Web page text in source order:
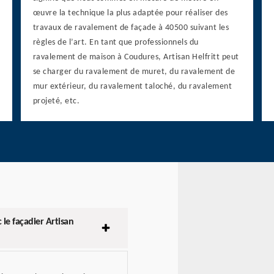
œuvre la technique la plus adaptée pour réaliser des
travaux de ravalement de façade à 40500 suivant les
règles de l’art. En tant que professionnels du
ravalement de maison à Coudures, Artisan Helfritt peut
se charger du ravalement de muret, du ravalement de
mur extérieur, du ravalement taloché, du ravalement
projeté, etc.
le façadier Artisan